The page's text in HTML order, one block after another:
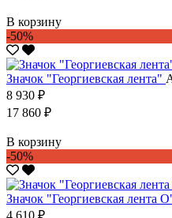
В корзину
-50%
Значок "Георгиевская лента"
8 930 ₽
17 860 ₽
В корзину
-50%
Значок "Георгиевская лента
4 610 ₽